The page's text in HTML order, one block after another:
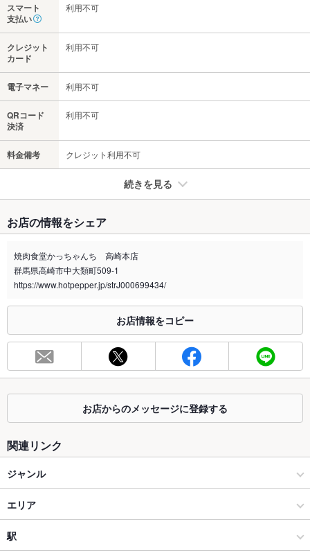
スマート
支払い
利用不可
クレジット
カード
利用不可
電子マネー 利用不可
QRコード
決済
利用不可
料金備考 クレジット利用不可
続きを見る
禁煙・喫煙
分煙
※2020年4月1日～受動喫煙対策に関する法律が施行されています。正しい情報はお店へお問い
合わせください。
お席
60席(うまくて、安くて、たっぷり食べられる！)
最大宴会収
容人数
20人(各種ご宴会承ります。)
個室 なし ：申し訳ございません。個室はございません。
座敷 なし ：申し訳ございません。お座敷はございません。
掘りごたつ
カウンター
ソファー
テラス席
お店の情報をシェア
焼肉食堂かっちゃんち 高崎本店
群馬県高崎市中大類町509-1
https://www.hotpepper.jp/strJ000699434/
お店情報をコピー
お店からのメッセージに登録する
関連リンク
ジャンル
焼肉・ホルモン
焼肉
エリア
貝沢
駅